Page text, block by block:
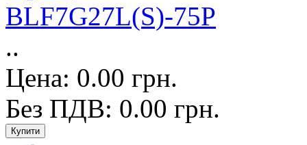
BLF7G27L(S)-75P
..
Цена: 0.00 грн.
Без ПДВ: 0.00 грн.